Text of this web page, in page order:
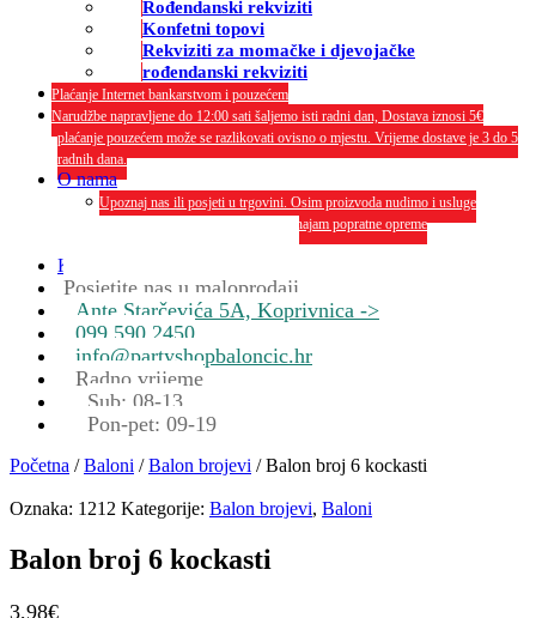
Rođendanski rekviziti
Konfetni topovi
Rekviziti za momačke i djevojačke
rođendanski rekviziti
Plaćanje Internet bankarstvom i pouzećem
Narudžbe napravljene do 12:00 sati šaljemo isti radni dan, Dostava iznosi 5€
plaćanje pouzećem može se razlikovati ovisno o mjestu. Vrijeme dostave je 3 do 5
radnih dana.
O nama
Upoznaj nas ili posjeti u trgovini. Osim proizvoda nudimo i usluge
dekoriranja interijera i eksterija te najam popratne opreme
Kontakt
Posjetite nas u maloprodaji
Ante Starčevića 5A, Koprivnica ->
099 590 2450
info@partyshopbaloncic.hr
Radno vrijeme
Sub: 08-13
Pon-pet: 09-19
Početna /Baloni /Balon brojevi / Balon broj 6 kockasti
Oznaka: 1212 Kategorije: Balon brojevi, Baloni
Balon broj 6 kockasti
3,98€